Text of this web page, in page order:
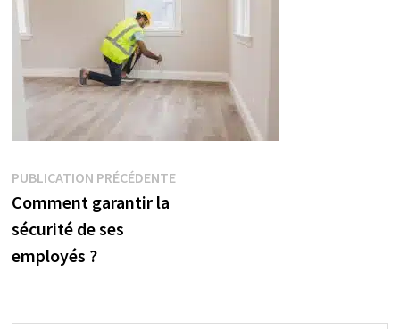
Navigation
de
l’article
PUBLICATION PRÉCÉDENTEPublication
Comment garantir la
sécurité de ses
employés ?